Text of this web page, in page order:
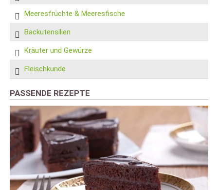
Meeresfrüchte & Meeresfische
Backutensilien
Kräuter und Gewürze
Fleischkunde
PASSENDE REZEPTE